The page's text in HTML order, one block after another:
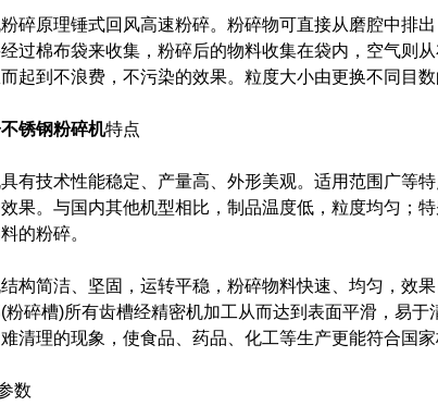
原理锤式回风高速粉碎。粉碎物可直接从磨腔中排出
过棉布袋来收集，粉碎后的物料收集在袋内，空气则
起到不浪费，不污染的效果。粒度大小由更换不同目数
锈钢粉碎机特点
技术性能稳定、产量高、外形美观。适用范围广等特
果。与国内其他机型相比，制品温度低，粒度均匀；
的粉碎。
简洁、坚固，运转平稳，粉碎物料快速、均匀，效果
粉碎槽)所有齿槽经精密机加工从而达到表面平滑，易于
清理的现象，使食品、药品、化工等生产更能符合国家
数